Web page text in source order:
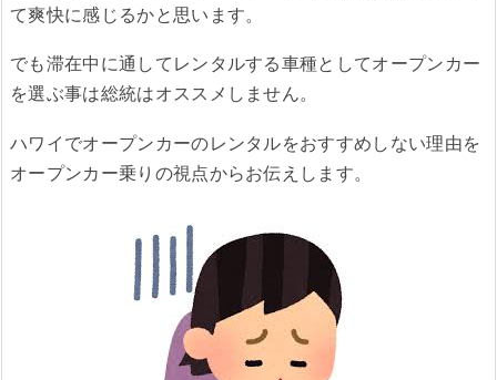
て爽快に感じるかと思います。
でも滞在中に通してレンタルする車種としてオープンカー
を選ぶ事は総統はオススメしません。
ハワイでオープンカーのレンタルをおすすめしない理由を
オープンカー乗りの視点からお伝えします。